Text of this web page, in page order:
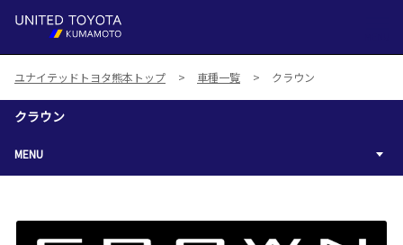
ユナイテッドトヨタ熊本トップ 車種一覧 クラウン
クラウン
MENU